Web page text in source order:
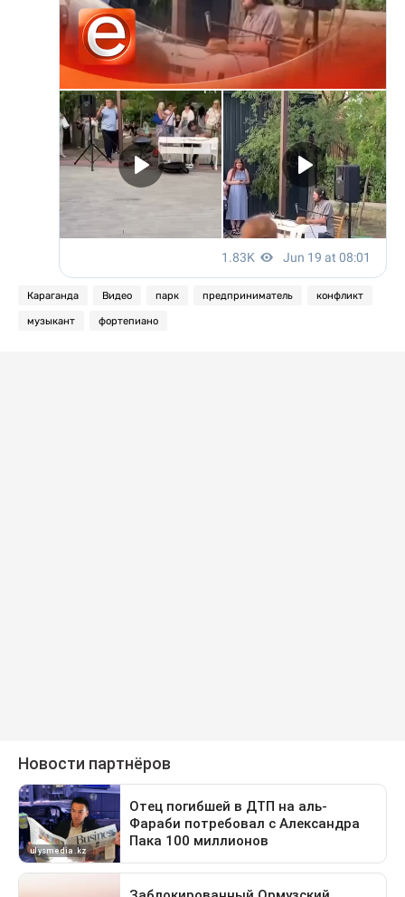
Караганда Видео парк предприниматель конфликт
музыкант фортепиано